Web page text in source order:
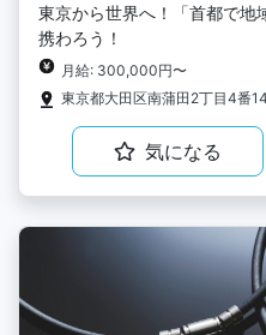
東京から世界へ！「首都で地
携わろう！
月給: 300,000円〜
東京都大田区南蒲田2丁目4番
気になる